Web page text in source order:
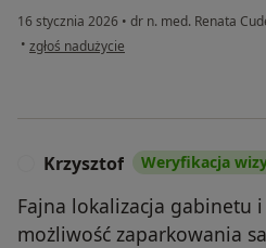
16 stycznia 2026 • dr n. med. Renata
• w opinii użytkownika Robert Czarnocki
zgłoś nadużycie
Krzysztof Weryfikacja
Fajna lokalizacja gabinetu
możliwość zaparkowania